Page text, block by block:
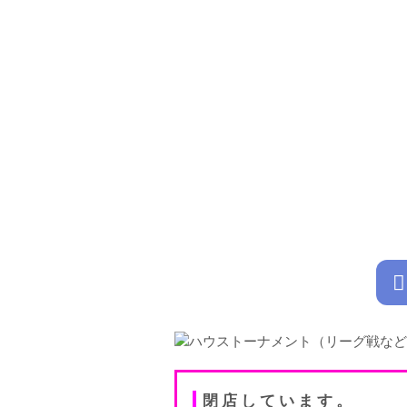
閉店しています。